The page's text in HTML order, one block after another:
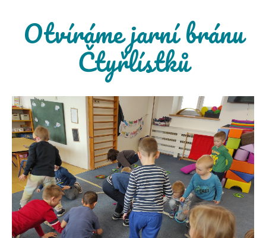
Otvíráme jarní bránu
Čtyřlístků